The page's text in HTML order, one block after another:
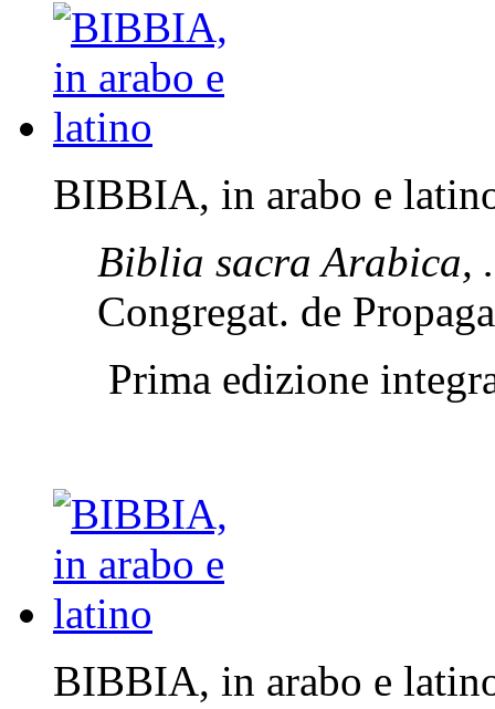
BIBBIA, in arabo e
Biblia sacra
Congregat. de
Prima edizione
BIBBIA, in arabo e